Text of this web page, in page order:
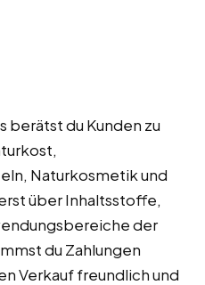
berätst du Kunden zu
Naturkosmetik und
über Inhaltsstoffe,
der
du Zahlungen
Verkauf freundlich und